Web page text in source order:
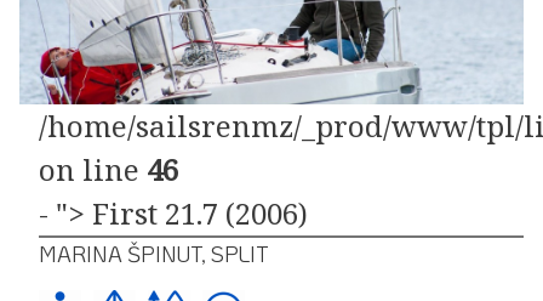
/home/sailsrenmz/_prod/www/tpl/
on line 46
- "> First 21.7 (2006)
MARINA ŠPINUT, SPLIT